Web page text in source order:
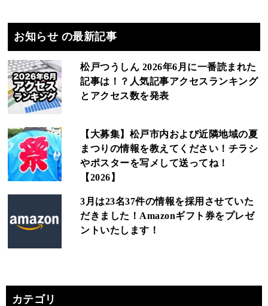
お知らせ の最新記事
松戸つうしん 2026年6月に一番読まれた
記事は！？人気記事アクセスランキング
とアクセス数を発表
【大募集】松戸市内および近隣地域の夏
まつりの情報を教えてください！チラシ
やポスターを写メして送ってね！
【2026】
3月は23名37件の情報を採用させていた
だきました！Amazonギフト券をプレゼ
ントいたします！
カテゴリ